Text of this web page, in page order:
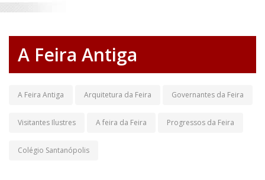
A Feira Antiga
A Feira Antiga Arquitetura da Feira Governantes da Feira
Visitantes Ilustres A feira da Feira Progressos da Feira
Colégio Santanópolis